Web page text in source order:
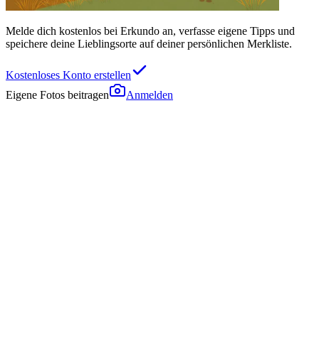
Melde dich kostenlos bei Erkundo an, verfasse eigene Tipps und
speichere deine Lieblingsorte auf deiner persönlichen Merkliste.
Kostenloses Konto erstellen
Eigene Fotos beitragen
Anmelden